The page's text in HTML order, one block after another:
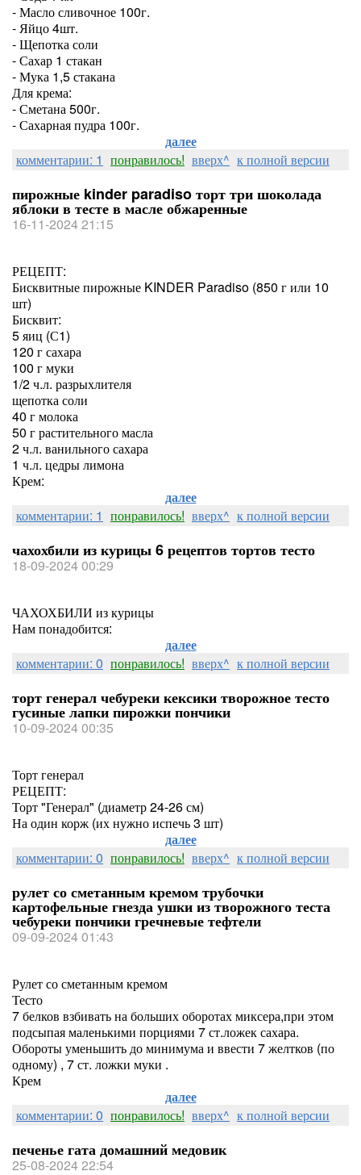
- Масло сливочное 100г.
- Яйцо 4шт.
- Щепотка соли
- Сахар 1 стакан
- Мука 1,5 стакана
Для крема:
- Сметана 500г.
- Сахарная пудра 100г.
далее
комментарии: 1 понравилось! вверх^ к полной версии
пирожные kinder paradiso торт три шоколада
яблоки в тесте в масле обжаренные
16-11-2024 21:15
РЕЦЕПТ:
Бисквитные пирожные KINDER Paradiso (850 г или 10
шт)
Бисквит:
5 яиц (С1)
120 г сахара
100 г муки
1/2 ч.л. разрыхлителя
щепотка соли
40 г молока
50 г растительного масла
2 ч.л. ванильного сахара
1 ч.л. цедры лимона
Крем:
далее
комментарии: 1 понравилось! вверх^ к полной версии
чахохбили из курицы 6 рецептов тортов тесто
18-09-2024 00:29
ЧАХОХБИЛИ из курицы
Нам понадобится:
далее
комментарии: 0 понравилось! вверх^ к полной версии
торт генерал чебуреки кексики творожное тесто
гусиные лапки пирожки пончики
10-09-2024 00:35
Торт генерал
РЕЦЕПТ:
Торт "Генерал" (диаметр 24-26 см)
На один корж (их нужно испечь 3 шт)
далее
комментарии: 0 понравилось! вверх^ к полной версии
рулет со сметанным кремом трубочки
картофельные гнезда ушки из творожного теста
чебуреки пончики гречневые тефтели
09-09-2024 01:43
Рулет со сметанным кремом
Тесто
7 белков взбивать на больших оборотах миксера,при этом
подсыпая маленькими порциями 7 ст.ложек сахара.
Обороты уменьшить до минимума и ввести 7 желтков (по
одному) , 7 ст. ложки муки .
Крем
далее
комментарии: 0 понравилось! вверх^ к полной версии
печенье гата домашний медовик
25-08-2024 22:54